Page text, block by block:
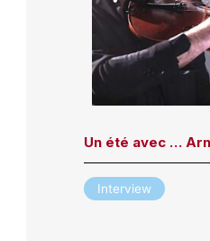
Un été avec …
Interview